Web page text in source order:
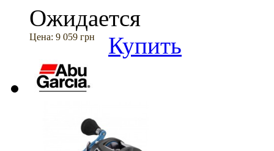
Ожидается
Цена: 9 059 грн Купить